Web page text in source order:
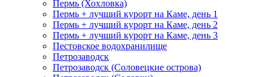
Пермь (Хохловка)
Пермь + лучший курорт на Каме, день 1
Пермь + лучший курорт на Каме, день 2
Пермь + лучший курорт на Каме, день 3
Пестовское водохранилище
Петрозаводск
Петрозаводск (Соловецкие острова)